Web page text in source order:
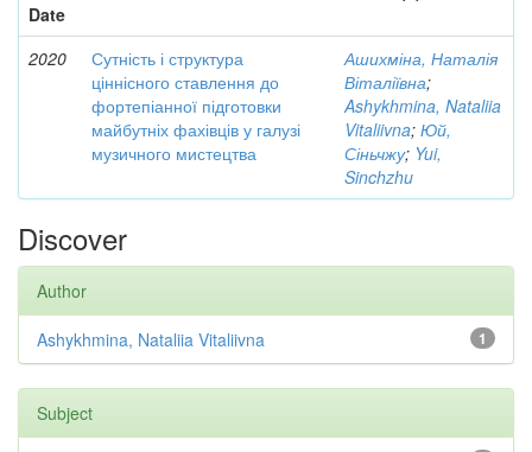
Date
2020
Сутність і структура
ціннісного ставлення до
фортепіанної підготовки
майбутніх фахівців у галузі
музичного мистецтва
Ашихміна, Наталія
Віталіївна;
Ashykhmina, Nataliia
Vitaliivna; Юй,
Сіньчжу; Yui,
Sinchzhu
Discover
Author
1
Ashykhmina, Nataliia Vitaliivna
Subject